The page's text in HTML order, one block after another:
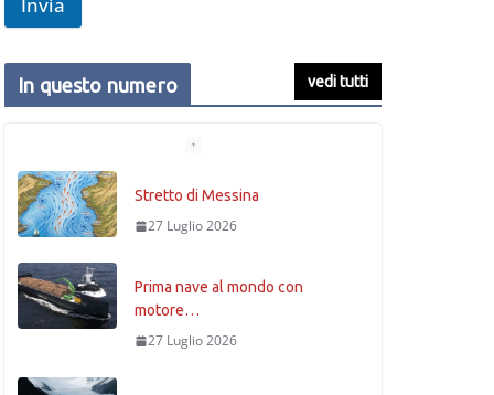
In questo numero vedi tutti
Stretto di Messina
27 Luglio 2026
Prima nave al mondo con
motore…
27 Luglio 2026